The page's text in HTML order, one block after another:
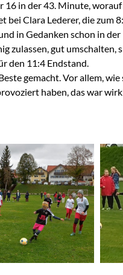
16 in der 43. Minute,
bei Clara Lederer, die zum
in Gedanken schon in
zulassen, gut umschalten,
den 11:4 Endstand.
gemacht. Vor allem, wie
haben, das war